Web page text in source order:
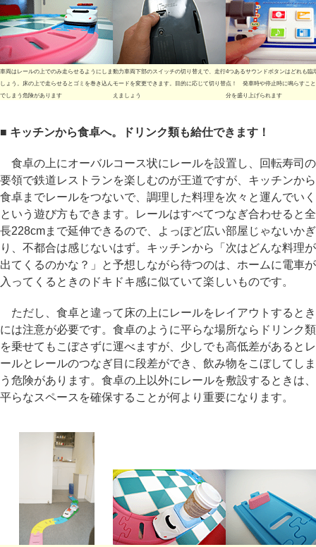
車両はレールの上でのみ走らせるようにしま
しょう。床の上で走らせるとゴミを巻き込ん
でしまう危険があります
動力車両下部のスイッチの切り替えで、走行
モードを変更できます。目的に応じて切り替
えましょう
4つあるサウンドボタンはどれも臨
点！ 発車時や停止時に鳴らすこ
分を盛り上げられます
■ キッチンから食卓へ。ドリンク類も給仕できます！
食卓の上にオーバルコース状にレールを設置し、回転寿司の
要領で鉄道レストランを楽しむのが王道ですが、キッチンから
食卓までレールをつないで、調理した料理を次々と運んでいく
という遊び方もできます。レールはすべてつなぎ合わせると全
長228cmまで延伸できるので、よっぽど広い部屋じゃないかぎ
り、不都合は感じないはず。キッチンから「次はどんな料理が
出てくるのかな？」と予想しながら待つのは、ホームに電車が
入ってくるときのドキドキ感に似ていて楽しいものです。
ただし、食卓と違って床の上にレールをレイアウトするとき
には注意が必要です。食卓のように平らな場所ならドリンク類
を乗せてもこぼさずに運べますが、少しでも高低差があるとレ
ールとレールのつなぎ目に段差ができ、飲み物をこぼしてしま
う危険があります。食卓の上以外にレールを敷設するときは、
平らなスペースを確保することが何より重要になります。